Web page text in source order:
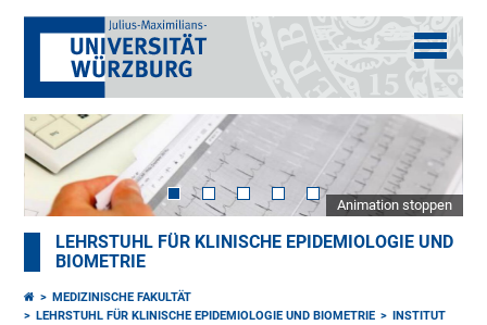
Animation stoppen
LEHRSTUHL FÜR KLINISCHE EPIDEMIOLOGIE UND
BIOMETRIE
MEDIZINISCHE FAKULTÄT
LEHRSTUHL FÜR KLINISCHE EPIDEMIOLOGIE UND BIOMETRIE
INSTITUT